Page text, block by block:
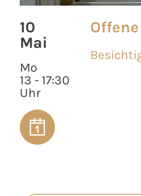
10
Mai
Mo
13 - 17:30
Uhr